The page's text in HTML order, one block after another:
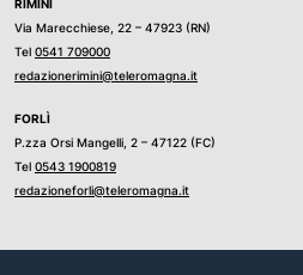
RIMINI
Via Marecchiese, 22 – 47923 (RN)
Tel 0541 709000
redazionerimini@teleromagna.it
FORLÌ
P.zza Orsi Mangelli, 2 – 47122 (FC)
Tel 0543 1900819
redazioneforli@teleromagna.it